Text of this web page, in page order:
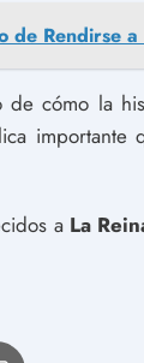
de Rendirse
cómo la
a La